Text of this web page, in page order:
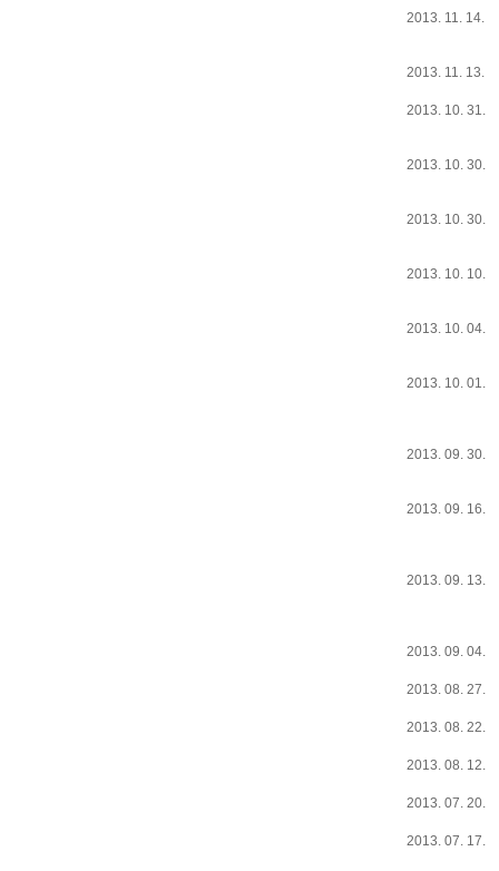
2013. 11. 14.
2013. 11. 13.
2013. 10. 31.
2013. 10. 30.
2013. 10. 30.
2013. 10. 10.
2013. 10. 04.
2013. 10. 01.
2013. 09. 30.
2013. 09. 16.
2013. 09. 13.
2013. 09. 04.
2013. 08. 27.
2013. 08. 22.
2013. 08. 12.
2013. 07. 20.
2013. 07. 17.